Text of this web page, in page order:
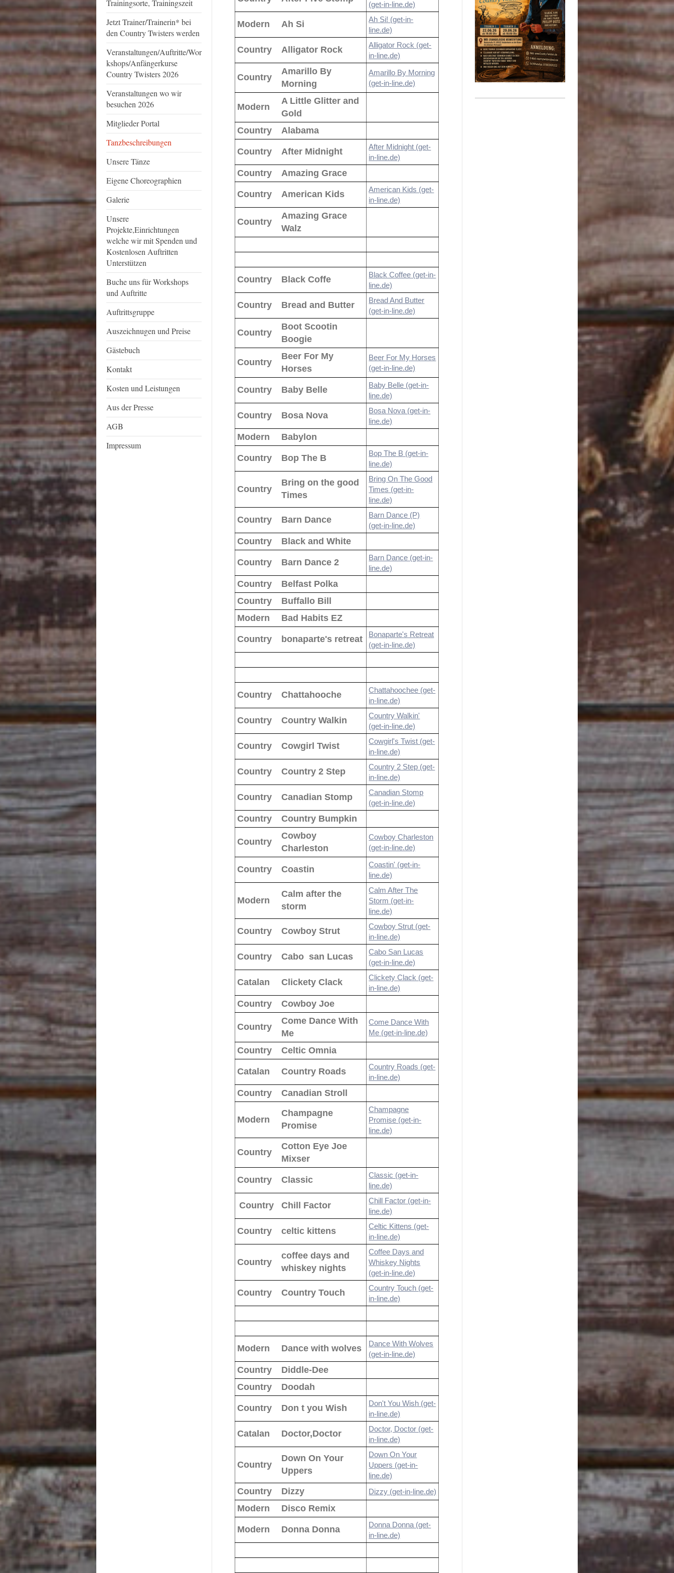
Trainingsorte, Trainingszeit
Jetzt Trainer/Trainerin* bei
den Country Twisters werden
Veranstaltungen/Auftritte/Wor
kshops/Anfängerkurse
Country Twisters 2026
Veranstaltungen wo wir
besuchen 2026
Mitglieder Portal
Tanzbeschreibungen
Unsere Tänze
Eigene Choreographien
Galerie
Unsere
Projekte,Einrichtungen
welche wir mit Spenden und
Kostenlosen Auftritten
Unterstützen
Buche uns für Workshops
und Auftritte
Auftrittsgruppe
Auszeichnugen und Preise
Gästebuch
Kontakt
Kosten und Leistungen
Aus der Presse
AGB
Impressum
(get-in-line.de)
Modern Ah Si
Ah Si! (get-in-
line.de)
Country Alligator Rock
Alligator Rock (get-
in-line.de)
Country
Amarillo By
Morning
Amarillo By Morning
(get-in-line.de)
Modern
A Little Glitter and
Gold
Country
Alabama
Country After Midnight
After Midnight (get-
in-line.de)
Country Amazing Grace
Country American Kids
American Kids (get-
in-line.de)
Country
Amazing Grace
Walz
Country Black Coffe
Black Coffee (get-in-
line.de)
Country Bread and Butter
Bread And Butter
(get-in-line.de)
Country
Boot Scootin
Boogie
Country
Beer For My
Horses
Beer For My Horses
(get-in-line.de)
Country Baby Belle
Baby Belle (get-in-
line.de)
Country Bosa Nova
Bosa Nova (get-in-
line.de)
Modern Babylon
Country Bop The B
Bop The B (get-in-
line.de)
Country
Bring on the good
Times
Bring On The Good
Times (get-in-
line.de)
Country Barn Dance
Barn Dance (P)
(get-in-line.de)
Country Black and White
Country Barn Dance 2
Barn Dance (get-in-
line.de)
Country
Belfast Polka
Country
Buffallo Bill
Modern
Bad Habits EZ
Country bonaparte's retreat
Bonaparte's Retreat
(get-in-line.de)
Country Chattahooche
Chattahoochee (get-
in-line.de)
Country Country Walkin
Country Walkin'
(get-in-line.de)
Country Cowgirl Twist
Cowgirl's Twist (get-
in-line.de)
Country Country 2 Step
Country 2 Step (get-
in-line.de)
Country Canadian Stomp
Canadian Stomp
(get-in-line.de)
Country Country Bumpkin
Country
Cowboy
Charleston
Cowboy Charleston
(get-in-line.de)
Country Coastin
Coastin' (get-in-
line.de)
Modern
Calm after the
storm
Calm After The
Storm (get-in-
line.de)
Country Cowboy Strut
Cowboy Strut (get-
in-line.de)
Country Cabo san Lucas
Cabo San Lucas
(get-in-line.de)
Catalan Clickety Clack
Clickety Clack (get-
in-line.de)
Country Cowboy Joe
Country
Come Dance With
Me
Come Dance With
Me (get-in-line.de)
Country Celtic Omnia
Catalan Country Roads
Country Roads (get-
in-line.de)
Country Canadian Stroll
Modern
Champagne
Promise
Champagne
Promise (get-in-
line.de)
Country
Cotton Eye Joe
Mixser
Country Classic
Classic (get-in-
line.de)
Country Chill Factor
Chill Factor (get-in-
line.de)
Country celtic kittens
Celtic Kittens (get-
in-line.de)
Country
coffee days and
whiskey nights
Coffee Days and
Whiskey Nights
(get-in-line.de)
Country Country Touch
Country Touch (get-
in-line.de)
Modern Dance with wolves
Dance With Wolves
(get-in-line.de)
Country
Diddle-Dee
Country
Doodah
Country Don t you Wish
Don't You Wish (get-
in-line.de)
Catalan Doctor,Doctor
Doctor, Doctor (get-
in-line.de)
Country
Down On Your
Uppers
Down On Your
Uppers (get-in-
line.de)
Country Dizzy Dizzy (get-in-line.de)
Modern Disco Remix
Modern Donna Donna
Donna Donna (get-
in-line.de)